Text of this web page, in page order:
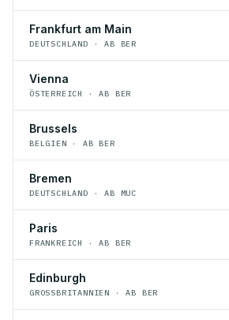
Frankfurt am Main
DEUTSCHLAND · AB BER
Vienna
ÖSTERREICH · AB BER
Brussels
BELGIEN · AB BER
Bremen
DEUTSCHLAND · AB MUC
Paris
FRANKREICH · AB BER
Edinburgh
GROSSBRITANNIEN · AB BER